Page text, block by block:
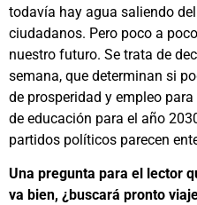
todavía hay agua saliendo
ciudadanos. Pero poco a
nuestro futuro. Se trata de
semana, que determinan si
de prosperidad y empleo
de educación para el año
partidos políticos parecen
Una pregunta para el lector
va bien, ¿buscará pronto